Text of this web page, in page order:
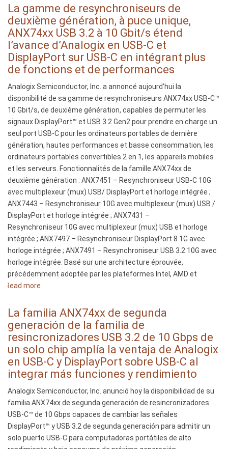
via
C
mediante
a
integração
de
um
maior
número
de
funções
e
desempenhos.
Generation
ANX74xx-
Familie
der
USB
3.2
Einzelchip
Re-
Timer
mit
10 Gb/s
baut
die
Vorreiterrolle
von
Analogix
für
USB-
C
und
DisplayPort
durch
die
erweiterten
Funktionen
höherer
Leistung
aus
La gamme de resynchroniseurs de
deuxième génération, à puce unique,
ANX74xx USB 3.2 à 10 Gbit/s étend
l’avance d’Analogix en USB-C et
DisplayPort sur USB-C en intégrant plus
de fonctions et de performances
Analogix Semiconductor, Inc. a annoncé aujourd’hui la
disponibilité de sa gamme de resynchroniseurs ANX74xx USB-C™
10 Gbit/s, de deuxième génération, capables de permuter les
signaux DisplayPort™ et USB 3.2 Gen2 pour prendre en charge un
seul port USB-C pour les ordinateurs portables de dernière
génération, hautes performances et basse consommation, les
ordinateurs portables convertibles 2 en 1, les appareils mobiles
et les serveurs. Fonctionnalités de la famille ANX74xx de
deuxième génération : ANX7451 – Resynchroniseur USB-C 10G
avec multiplexeur (mux) USB/ DisplayPort et horloge intégrée ;
ANX7443 – Resynchroniseur 10G avec multiplexeur (mux) USB /
DisplayPort et horloge intégrée ; ANX7431 –
Resynchroniseur 10G avec multiplexeur (mux) USB et horloge
intégrée ; ANX7497 – Resynchroniseur DisplayPort 8.1G avec
horloge intégrée ; ANX7491 – Resynchroniseur USB 3.2 10G avec
horloge intégrée. Basé sur une architecture éprouvée,
précédemment adoptée par les plateformes Intel, AMD et
Read more
gamme
resynchroniseurs
deuxième
génération,
à
puce
unique,
ANX74xx USB 3.2
à
10 Gbit/s
La familia ANX74xx de segunda
generación de la familia de
resincronizadores USB 3.2 de 10 Gbps de
un solo chip amplía la ventaja de Analogix
en USB-C y DisplayPort sobre USB-C al
integrar más funciones y rendimiento
Analogix Semiconductor, Inc. anunció hoy la disponibilidad de su
familia ANX74xx de segunda generación de resincronizadores
USB-C™ de 10 Gbps capaces de cambiar las señales
DisplayPort™ y USB 3.2 de segunda generación para admitir un
solo puerto USB-C para computadoras portátiles de alto